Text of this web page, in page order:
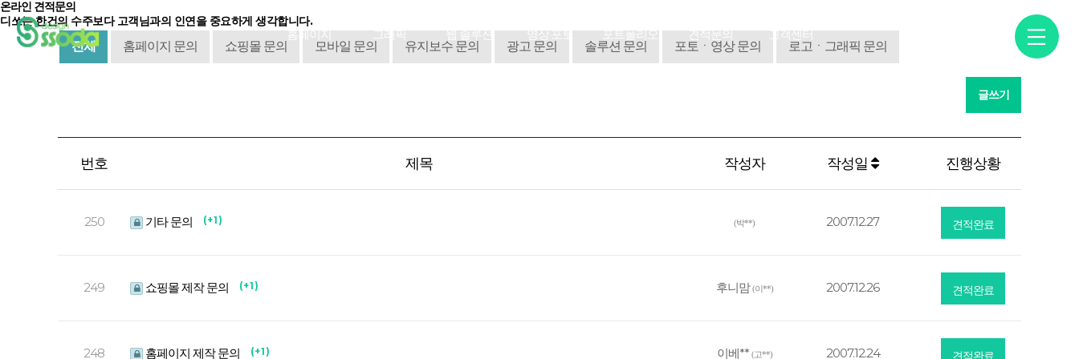
홈페이지 그래픽 웹 솔루션 영상·포토 포트폴리오 견적문의 고객센터
온라인 견적문의
디쏘는 한건의 수주보다 고객님과의 인연 을 중요하게 생각합니다.
전체 홈페이지 문의 쇼핑몰 문의 모바일 문의 유지보수 문의 광고 문의 솔루션 문의 포토ㆍ영상 문의 로고ㆍ그래픽 문의
글쓰기
번호 제목 작성자 작성일 진행상황
250 기타 문의 ( + 1 ) (박**) 2007.12.27 견적완료
249 쇼핑몰 제작 문의 ( + 1 ) 후니맘(이**) 2007.12.26 견적완료
248 홈페이지 제작 문의 ( + 1 ) 이베** (고**) 2007.12.24 견적완료